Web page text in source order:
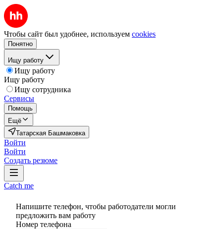
Чтобы сайт был удобнее, используем cookies
Понятно
Ищу работу
Ищу работу
Ищу работу
Ищу сотрудника
Сервисы
Помощь
Ещё
Татарская Башмаковка
Войти
Войти
Создать резюме
Catch me
Напишите телефон, чтобы работодатели могли
предложить вам работу
Номер телефона